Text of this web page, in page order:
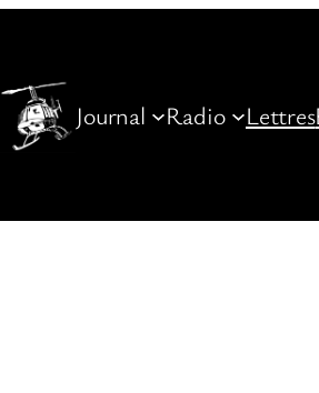
Journal Radio Lettres